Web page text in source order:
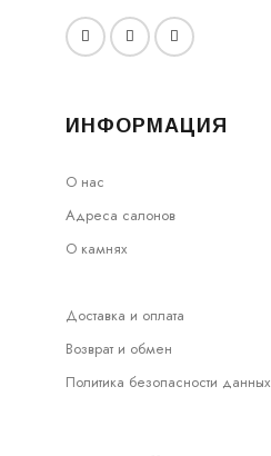
ИНФОРМАЦИЯ
О нас
Адреса салонов
О камнях
Доставка и оплата
Возврат и обмен
Политика безопасности данных